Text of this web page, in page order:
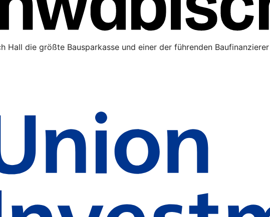
Hall die größte Bausparkasse und einer der führenden